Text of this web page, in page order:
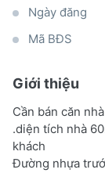
Ngày đăng
Mã BĐS
Giới thiệu
Cần bán căn
.diện tích nhà
khách
Đường nhựa